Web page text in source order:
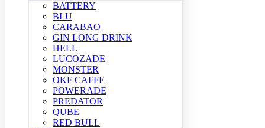
BATTERY
BLU
CARABAO
GIN LONG DRINK
HELL
LUCOZADE
MONSTER
OKF CAFFE
POWERADE
PREDATOR
QUBE
RED BULL